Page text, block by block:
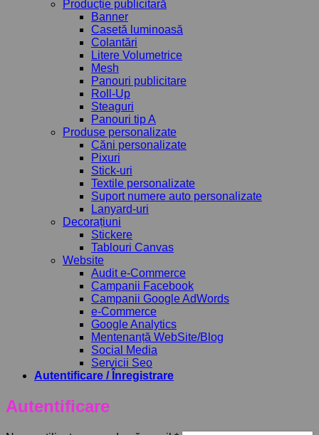
Producție publicitară
Banner
Casetă luminoasă
Colantări
Litere Volumetrice
Mesh
Panouri publicitare
Roll-Up
Steaguri
Panouri tip A
Produse personalizate
Căni personalizate
Pixuri
Stick-uri
Textile personalizate
Suport numere auto personalizate
Lanyard-uri
Decorațiuni
Stickere
Tablouri Canvas
Website
Audit e-Commerce
Campanii Facebook
Campanii Google AdWords
e-Commerce
Google Analytics
Mentenanță WebSite/Blog
Social Media
Servicii Seo
Autentificare / Înregistrare
Autentificare